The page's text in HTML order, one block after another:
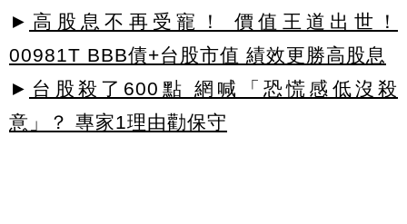
► 高股息不再受寵！ 價值王道出世！
00981T BBB債+台股市值 績效更勝高股息
► 台股殺了600點 網喊「恐慌感低沒殺
意」？ 專家1理由勸保守